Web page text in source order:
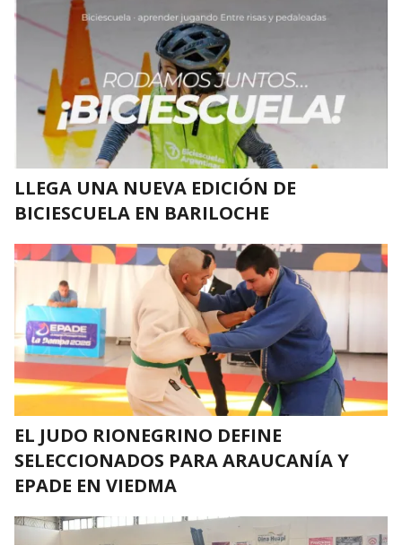
LLEGA UNA NUEVA EDICIÓN DE
BICIESCUELA EN BARILOCHE
EL JUDO RIONEGRINO DEFINE
SELECCIONADOS PARA ARAUCANÍA Y
EPADE EN VIEDMA